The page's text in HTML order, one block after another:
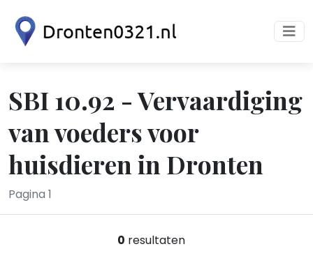
SBI 10.92 - Vervaardiging
van voeders voor
huisdieren in Dronten
Pagina 1
0 resultaten